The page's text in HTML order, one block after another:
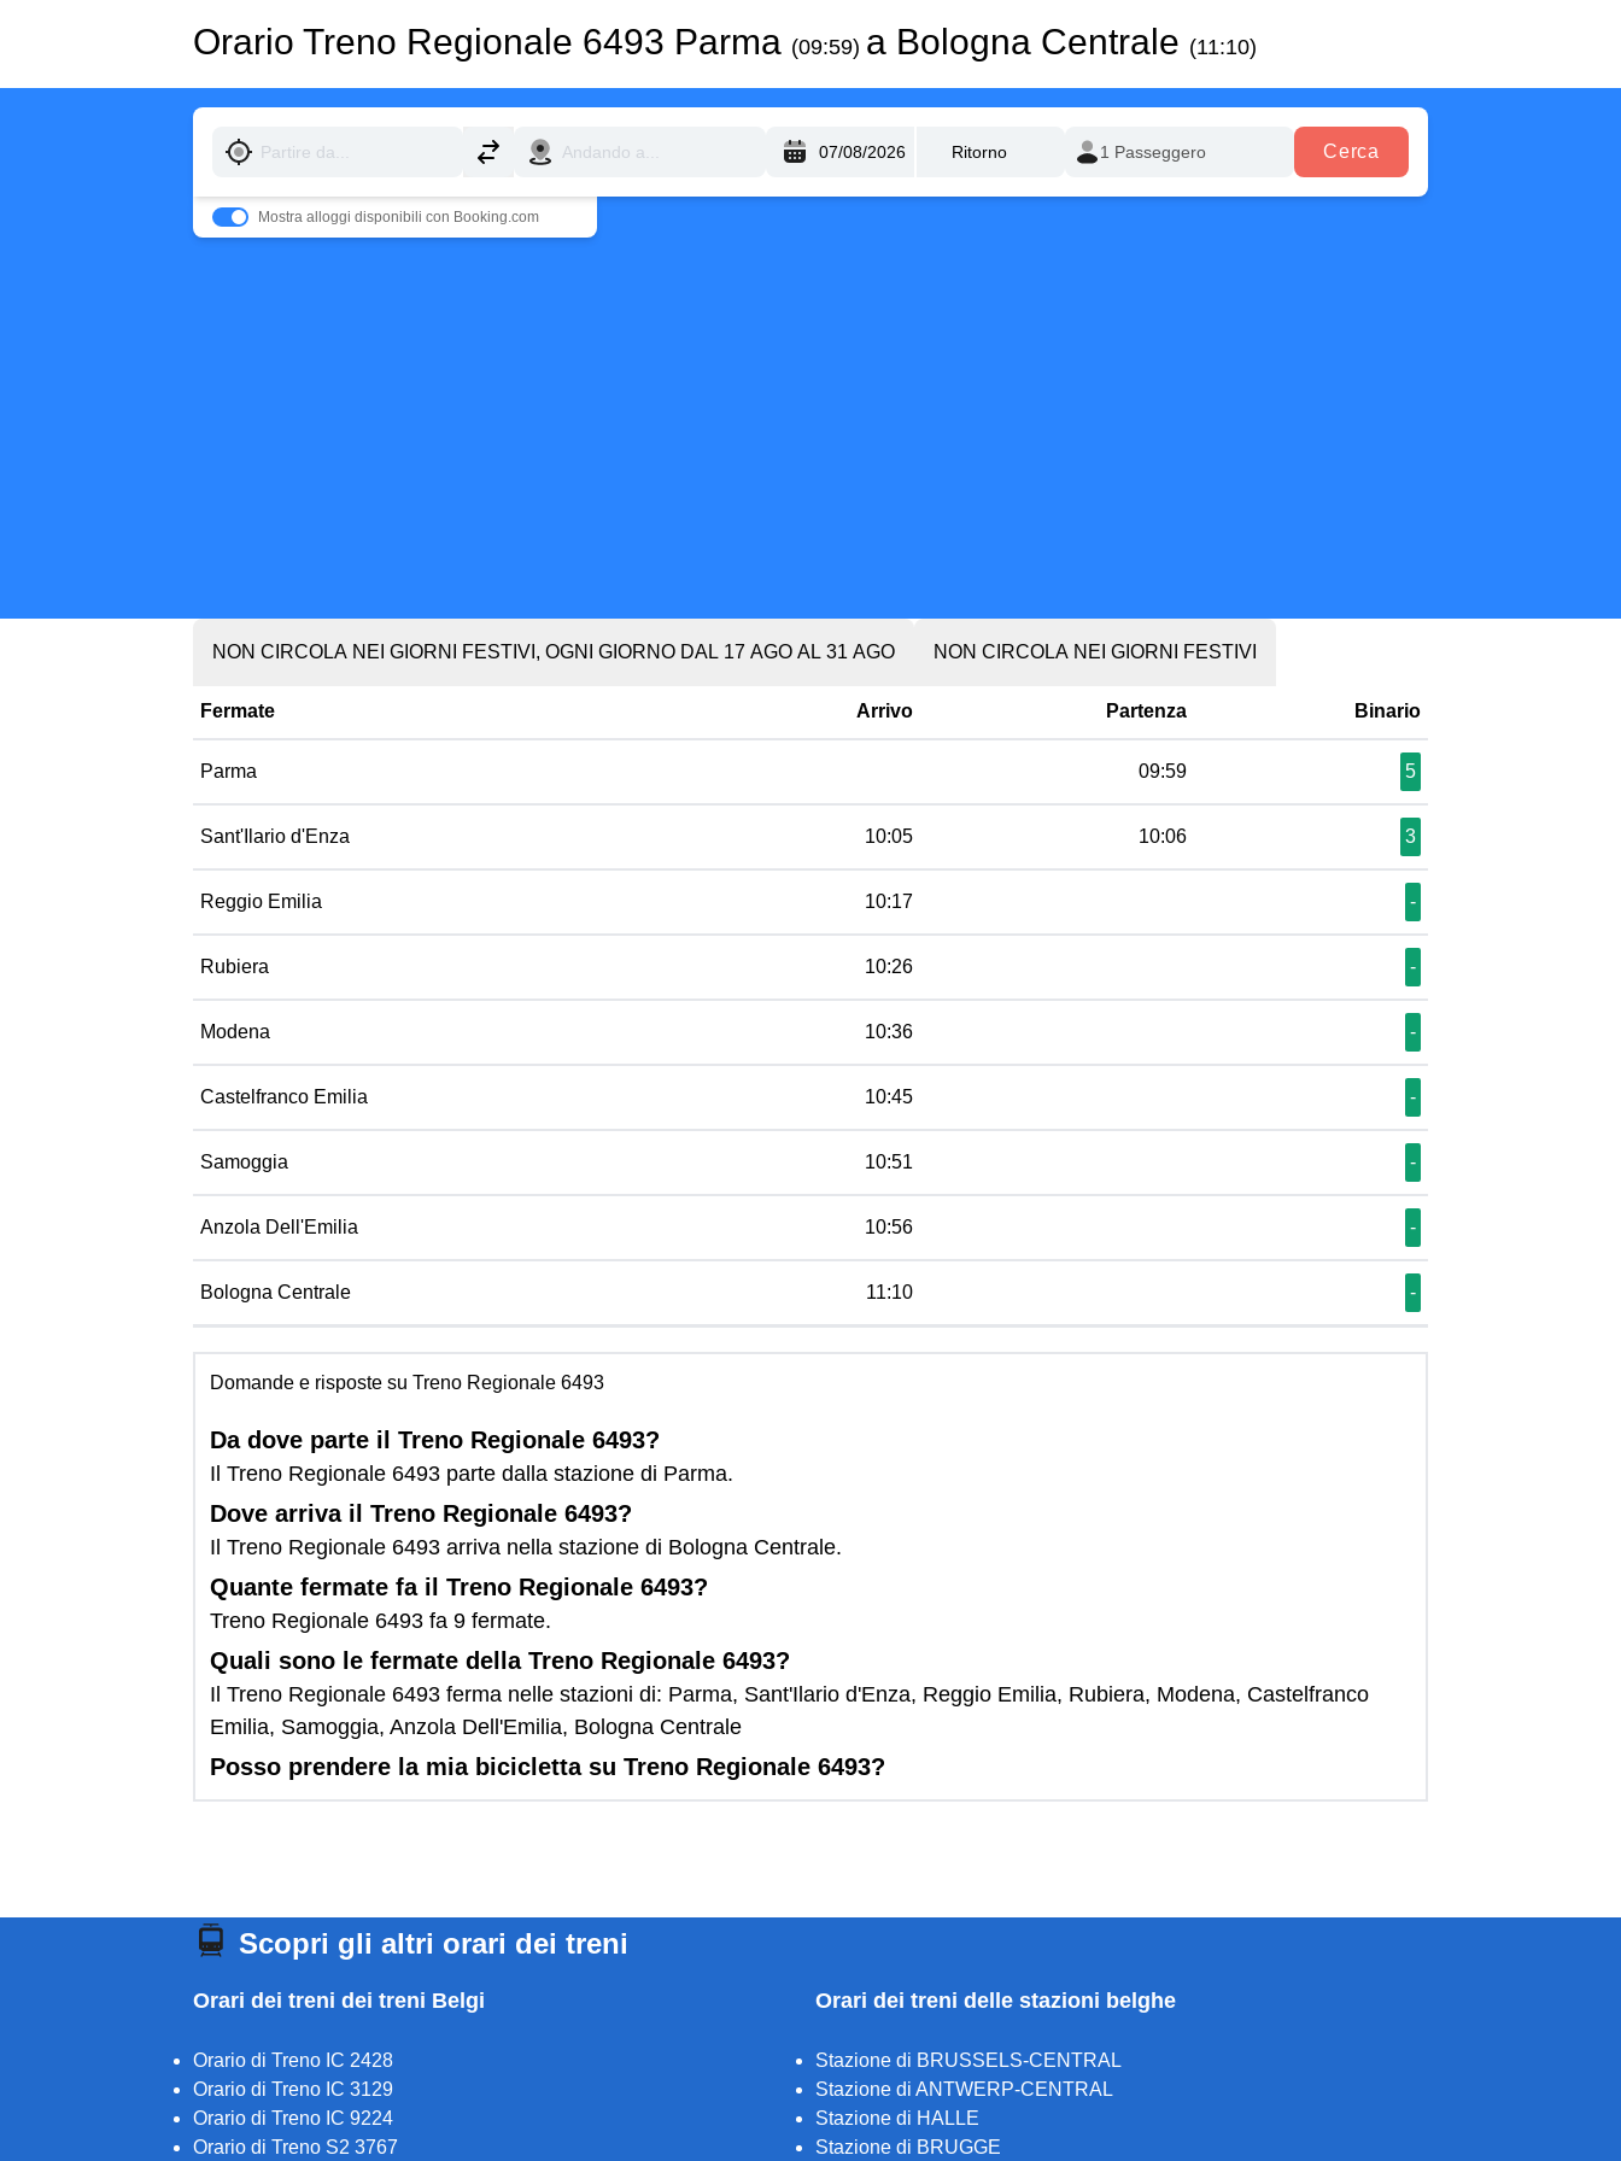
Orario Treno Regionale 6493 Parma (09:59) a Bologna Centrale (11:10)
Cerca
Mostra alloggi disponibili con Booking.com
NON CIRCOLA NEI GIORNI FESTIVI, OGNI GIORNO DAL 17 AGO AL 31 AGO NON CIRCOLA NEI GIORNI FESTIVI
Fermate Arrivo Partenza Binario
Parma 09:59 5
Sant'Ilario d'Enza 10:05 10:06 3
Reggio Emilia 10:17 -
Rubiera 10:26 -
Modena 10:36 -
Castelfranco Emilia 10:45 -
Samoggia 10:51 -
Anzola Dell'Emilia 10:56 -
Bologna Centrale 11:10 -
Domande e risposte su Treno Regionale 6493
Da dove parte il Treno Regionale 6493?
Il Treno Regionale 6493 parte dalla stazione di Parma.
Dove arriva il Treno Regionale 6493?
Il Treno Regionale 6493 arriva nella stazione di Bologna Centrale.
Quante fermate fa il Treno Regionale 6493?
Treno Regionale 6493 fa 9 fermate.
Quali sono le fermate della Treno Regionale 6493?
Il Treno Regionale 6493 ferma nelle stazioni di: Parma, Sant'Ilario d'Enza, Reggio Emilia, Rubiera, Modena, Castelfranco
Emilia, Samoggia, Anzola Dell'Emilia, Bologna Centrale
Posso prendere la mia bicicletta su Treno Regionale 6493?
Scopri gli altri orari dei treni
Orari dei treni dei treni Belgi
Orario di Treno IC 2428
Orario di Treno IC 3129
Orario di Treno IC 9224
Orario di Treno S2 3767
Orari dei treni delle stazioni belghe
Stazione di BRUSSELS-CENTRAL
Stazione di ANTWERP-CENTRAL
Stazione di HALLE
Stazione di BRUGGE